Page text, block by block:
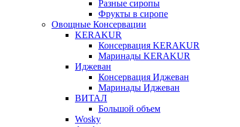
Разные сиропы
Фрукты в сиропе
Овощные Консервации
KERAKUR
Консервация KERAKUR
Маринады KERAKUR
Иджеван
Консервация Иджеван
Маринады Иджеван
ВИТАЛ
Большой объем
Wosky